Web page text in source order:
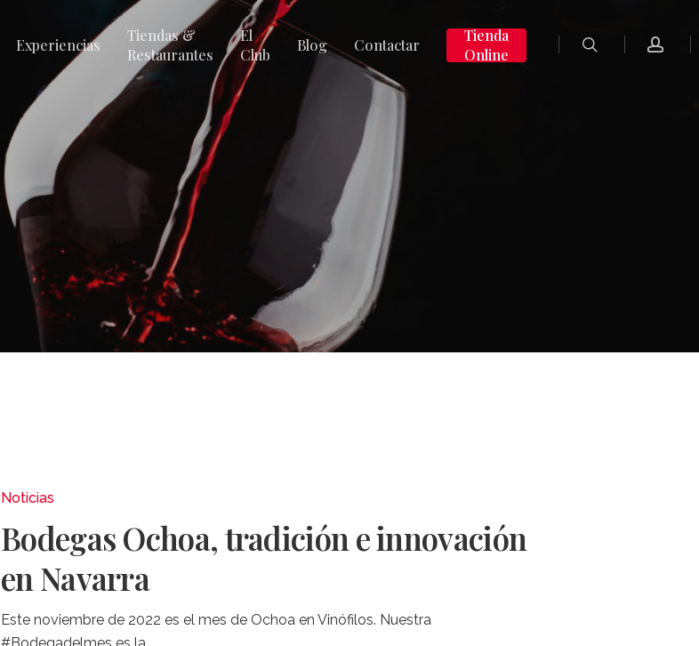
Experiencias
Tiendas &
Restaurantes
El
Club
Blog Contactar
Tienda
Online
Noticias
Bodegas Ochoa, tradición e innovación
en Navarra
Este noviembre de 2022 es el mes de Ochoa en Vinófilos. Nuestra